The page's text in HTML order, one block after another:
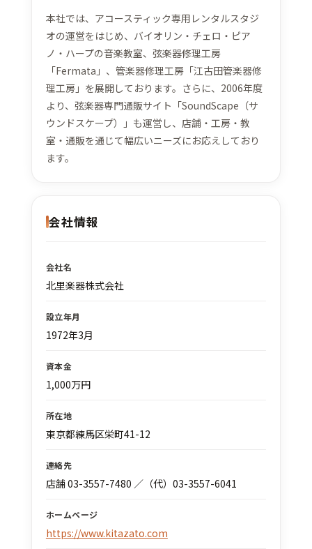
本社では、アコースティック専用レンタルスタジ
オの運営をはじめ、バイオリン・チェロ・ピア
ノ・ハープの音楽教室、弦楽器修理工房
「Fermata」、管楽器修理工房「江古田管楽器修
理工房」を展開しております。さらに、2006年度
より、弦楽器専門通販サイト「SoundScape（サ
ウンドスケープ）」も運営し、店舗・工房・教
室・通販を通じて幅広いニーズにお応えしており
ます。
会社情報
会社名
北里楽器株式会社
設立年月
1972年3月
資本金
1,000万円
所在地
東京都練馬区栄町41-12
連絡先
店舗 03-3557-7480 ／（代）03-3557-6041
ホームページ
https://www.kitazato.com